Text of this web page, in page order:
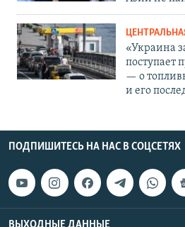
«Украина
поступает
— о
и его
ПОДПИШИТЕСЬ НА НАС В СОЦСЕТЯХ
ВЫХОДНЫЕ ДАННЫЕ